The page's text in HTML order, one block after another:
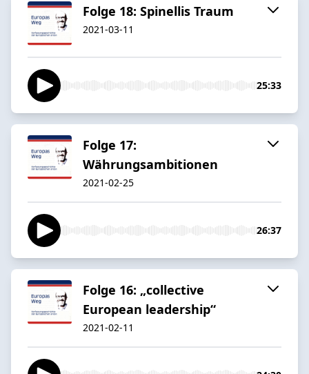
Folge 18: Spinellis Traum
2021-03-11
25:33
Folge 17:
Währungsambitionen
2021-02-25
26:37
Folge 16: „collective
European leadership“
2021-02-11